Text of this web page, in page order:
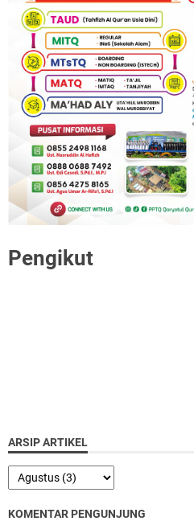
Pengikut
ARSIP ARTIKEL
KOMENTAR PENGUNJUNG